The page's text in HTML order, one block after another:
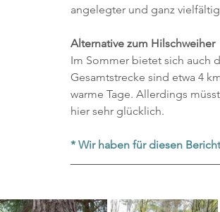
angelegter und ganz
Alternative zum Hilschweiher
Im Sommer bietet sich auch
Gesamtstrecke sind etwa 4
warme Tage. Allerdings
hier sehr glücklich.
* Wir haben für diesen